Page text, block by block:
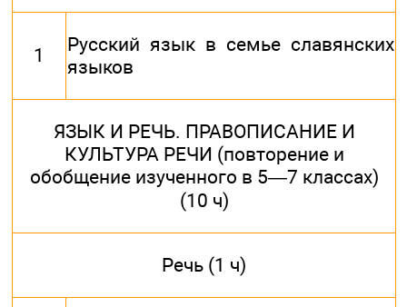
1
Русский язык в семье славянских
языков
ЯЗЫК И РЕЧЬ. ПРАВОПИСАНИЕ И
КУЛЬТУРА РЕЧИ (повторение и
обобщение изученного в 5—7 классах)
(10 ч)
Речь (1 ч)